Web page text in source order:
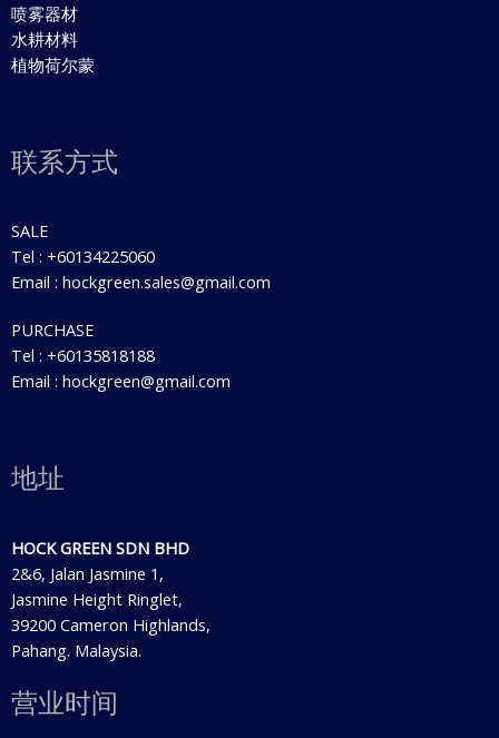
喷雾器材
水耕材料
植物荷尔蒙
联系方式
SALE
Tel : +60134225060
Email : hockgreen.sales@gmail.com
PURCHASE
Tel : +60135818188
Email : hockgreen@gmail.com
地址
HOCK GREEN SDN BHD
2&6, Jalan Jasmine 1,
Jasmine Height Ringlet,
39200 Cameron Highlands,
Pahang. Malaysia.
营业时间